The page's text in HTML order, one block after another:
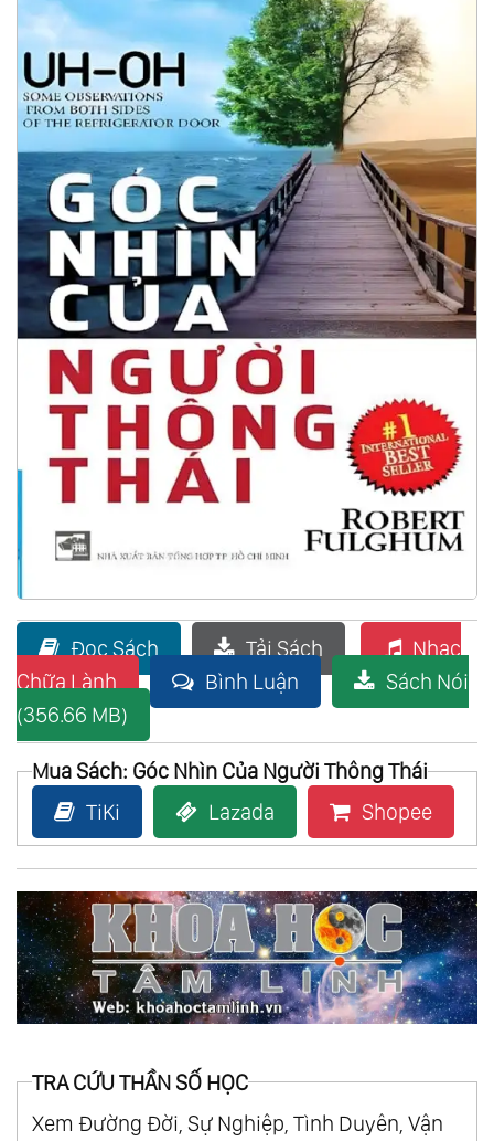
Đọc Sách Tải Sách
Nhạc
Chữa Lành
Bình Luận
Sách Nói
(356.66 MB)
Mua Sách: Góc Nhìn Của Người Thông Thái
TiKi
Lazada Shopee
TRA CỨU THẦN SỐ HỌC
Xem Đường Đời, Sự Nghiệp, Tình Duyên, Vận